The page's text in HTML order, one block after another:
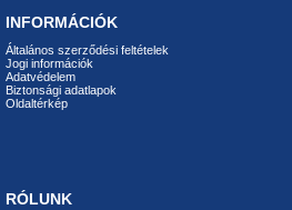
INFORMÁCIÓK
Általános szerződési feltételek
Jogi információk
Adatvédelem
Biztonsági adatlapok
Oldaltérkép
RÓLUNK